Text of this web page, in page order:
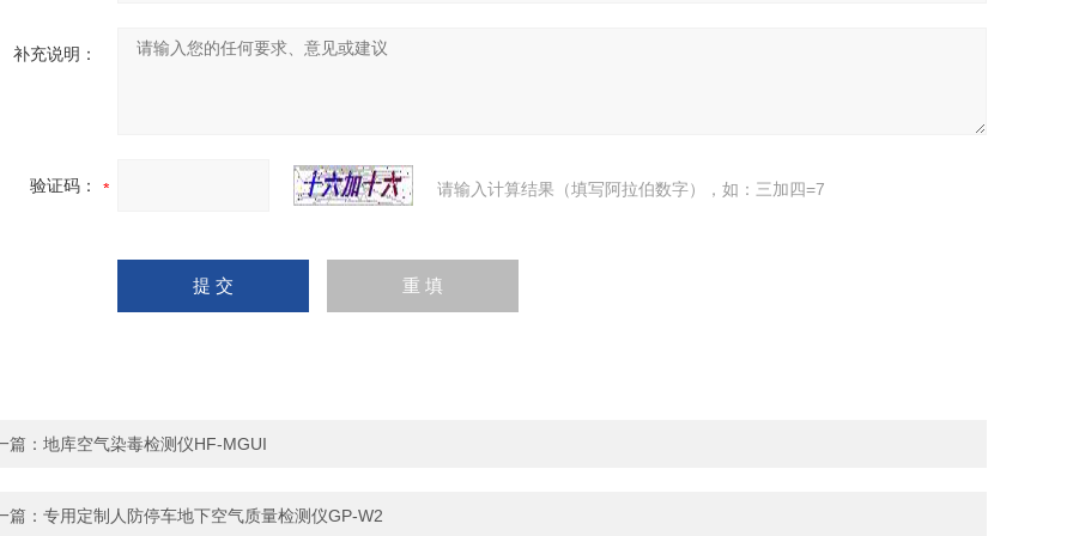
补充说明：
验证码： 请输入计算结果（填写阿拉伯数字），如：三加四=7
篇： 地库空气染毒检测仪HF-MGUI
篇： 专用定制人防停车地下空气质量检测仪GP-W2